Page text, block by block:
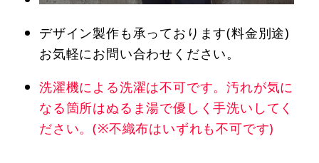
デザイン製作も承っております(料金別途)
お気軽にお問い合わせください。
洗濯機による洗濯は不可です。汚れが気に
なる箇所はぬるま湯で優しく手洗いしてく
ださい。(※不織布はいずれも不可です)